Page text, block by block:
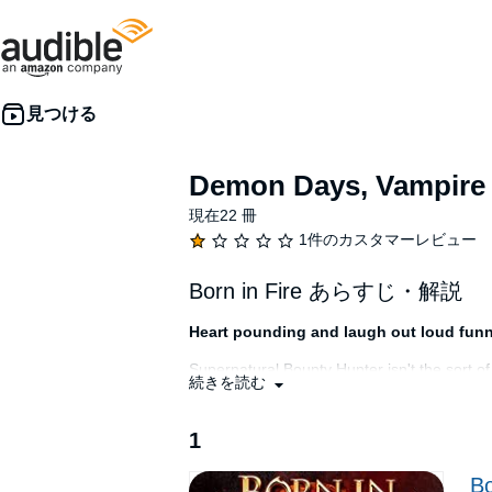
Demon Days,
現在22 冊
1件のカスタマーレビュー
Born in Fire あらすじ・解説
Heart pounding and laugh out loud
Supernatural Bounty Hunter isn't the sort
the job is mine. And it was going fine, until
jobs coming up, I'm stuck. As I uncover a
続きを読む
1